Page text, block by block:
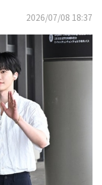
2026/07/08 18:37